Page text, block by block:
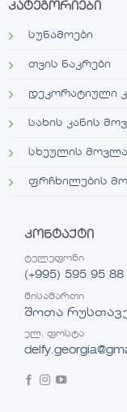
კატეგორიები
სუნამოები
თვის ნაკრები
დეკორატიული
სახის კანის
სხეულის მოვლა
ფრჩხილების
კონტაქტი
ტელეფონი
(+995) 595 95 88
მისამართი
შოთა
ელ. ფოსტა